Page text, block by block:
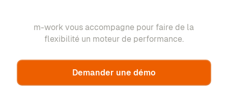
m-work vous accompagne pour faire de la
flexibilité un moteur de performance.
Demander une démo